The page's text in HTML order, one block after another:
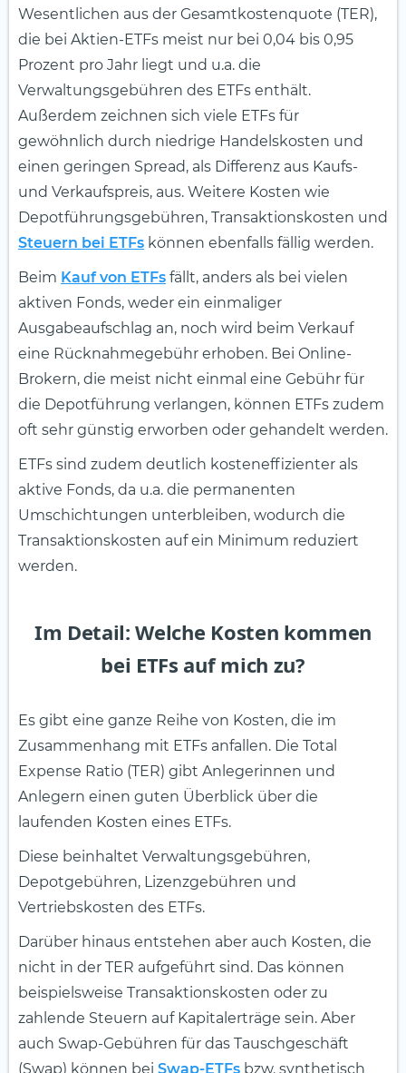
Wesentlichen aus der Gesamtkostenquote (TER),
die bei Aktien-ETFs meist nur bei 0,04 bis 0,95
Prozent pro Jahr liegt und u.a. die
Verwaltungsgebühren des ETFs enthält.
Außerdem zeichnen sich viele ETFs für
gewöhnlich durch niedrige Handelskosten und
einen geringen Spread, als Differenz aus Kaufs-
und Verkaufspreis, aus. Weitere Kosten wie
Depotführungsgebühren, Transaktionskosten und
Steuern bei ETFs können ebenfalls fällig werden.
Beim Kauf von ETFs fällt, anders als bei vielen
aktiven Fonds, weder ein einmaliger
Ausgabeaufschlag an, noch wird beim Verkauf
eine Rücknahmegebühr erhoben. Bei Online-
Brokern, die meist nicht einmal eine Gebühr für
die Depotführung verlangen, können ETFs zudem
oft sehr günstig erworben oder gehandelt werden.
ETFs sind zudem deutlich kosteneffizienter als
aktive Fonds, da u.a. die permanenten
Umschichtungen unterbleiben, wodurch die
Transaktionskosten auf ein Minimum reduziert
werden.
Im Detail: Welche Kosten kommen
bei ETFs auf mich zu?
Es gibt eine ganze Reihe von Kosten, die im
Zusammenhang mit ETFs anfallen. Die Total
Expense Ratio (TER) gibt Anlegerinnen und
Anlegern einen guten Überblick über die
laufenden Kosten eines ETFs.
Diese beinhaltet Verwaltungsgebühren,
Depotgebühren, Lizenzgebühren und
Vertriebskosten des ETFs.
Darüber hinaus entstehen aber auch Kosten, die
nicht in der TER aufgeführt sind. Das können
beispielsweise Transaktionskosten oder zu
zahlende Steuern auf Kapitalerträge sein. Aber
auch Swap-Gebühren für das Tauschgeschäft
(Swap) können bei Swap-ETFs bzw. synthetisch